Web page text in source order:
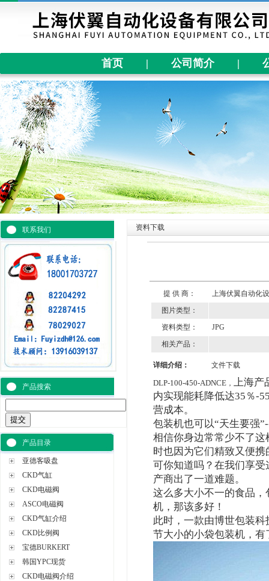
首页 | 公司简介 |
联系我们
产品搜索
产品目录
亚德客吸盘
CKD气缸
CKD电磁阀
ASCO电磁阀
CKD气缸介绍
CKD比例阀
宝德BURKERT
韩国YPC现货
CKD电磁阀介绍
资料下载
提 供 商：
上海伏翼自动化
图片类型：
资料类型：
JPG
相关产品：
详细介绍： 文件下载
DLP-100-450-ADNCE， 上海产
内实现能耗降低达35％-
营成本。
包装机也可以“天生要强
相信你身边常常少不了
时也因为它们精致又便携
可你知道吗？在我们享
产商出了一道难题。
这么多大小不一的食品
机，那该多好！
此时，一款由博世包装科
节大小的小袋包装机，